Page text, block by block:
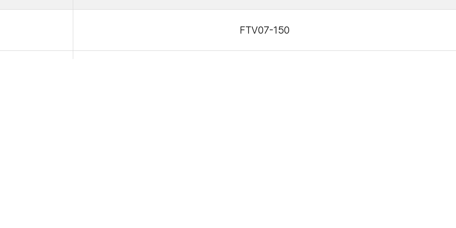
FTV07-150